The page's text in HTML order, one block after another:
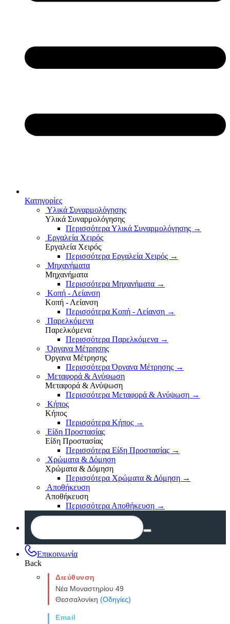
Κατηγορίες
Υλικά Συναρμολόγησης
Υλικά Συναρμολόγησης
Περισσότερα Υλικά Συναρμολόγησης →
Εργαλεία Χειρός
Εργαλεία Χειρός
Περισσότερα Εργαλεία Χειρός →
Μηχανήματα
Μηχανήματα
Περισσότερα Μηχανήματα →
Κοπή - Λείανση
Κοπή - Λείανση
Περισσότερα Κοπή - Λείανση →
Παρελκόμενα
Παρελκόμενα
Περισσότερα Παρελκόμενα →
Όργανα Μέτρησης
Όργανα Μέτρησης
Περισσότερα Όργανα Μέτρησης →
Μεταφορά & Ανύψωση
Μεταφορά & Ανύψωση
Περισσότερα Μεταφορά & Ανύψωση →
Κήπος
Κήπος
Περισσότερα Κήπος →
Είδη Προστασίας
Είδη Προστασίας
Περισσότερα Είδη Προστασίας →
Χρώματα & Δόμηση
Χρώματα & Δόμηση
Περισσότερα Χρώματα & Δόμηση →
Αποθήκευση
Αποθήκευση
Περισσότερα Αποθήκευση →
Επικοινωνία
Back
Διεύθυνση
Νέα Μοναστηρίου 49
Θεσσαλονίκη (Οδηγίες)
Email